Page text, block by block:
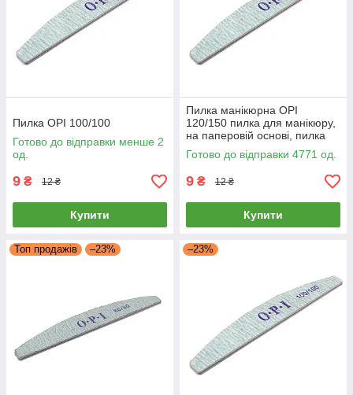
Пилка OPI 100/100
Готово до відправки менше 2
од.
9 ₴ 12 ₴
Купити
Пилка манікюрна OPI
120/150 пилка для манікюру,
на паперовій основі, пилка
для нігтів
Готово до відправки 4771 од.
9 ₴ 12 ₴
Купити
Топ продажів –23% –23%